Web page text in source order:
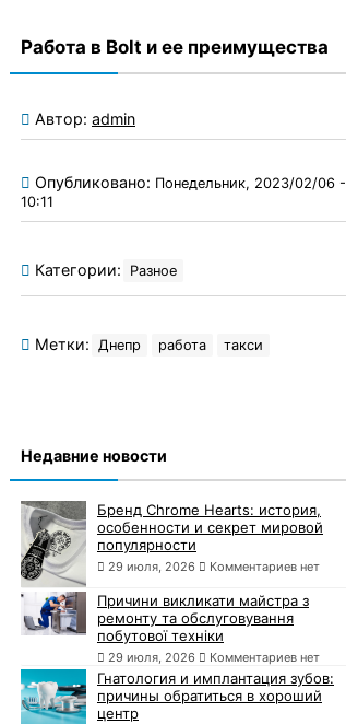
Работа в Bolt и ее преимущества
Автор: admin
Опубликовано: Понедельник, 2023/02/06 -
10:11
Категории: Разное
Метки: Днепр работа такси
Недавние новости
Бренд Chrome Hearts: история,
особенности и секрет мировой
популярности
29 июля, 2026 Комментариев нет
Причини викликати майстра з
ремонту та обслуговування
побутової техніки
29 июля, 2026 Комментариев нет
Гнатология и имплантация зубов:
причины обратиться в хороший
центр